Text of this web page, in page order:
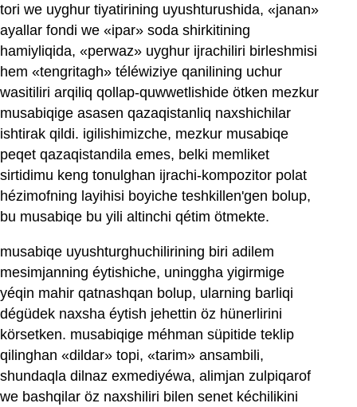
tori we uyghur tiyatirining uyushturushida, «janan»
ayallar fondi we «ipar» soda shirkitining
hamiyliqida, «perwaz» uyghur ijrachiliri birleshmisi
hem «tengritagh» téléwiziye qanilining uchur
wasitiliri arqiliq qollap-quwwetlishide ötken mezkur
musabiqige asasen qazaqistanliq naxshichilar
ishtirak qildi. igilishimizche, mezkur musabiqe
peqet qazaqistandila emes, belki memliket
sirtidimu keng tonulghan ijrachi-kompozitor polat
hézimofning layihisi boyiche teshkillen'gen bolup,
bu musabiqe bu yili altinchi qétim ötmekte.
musabiqe uyushturghuchilirining biri adilem
mesimjanning éytishiche, uninggha yigirmige
yéqin mahir qatnashqan bolup, ularning barliqi
dégüdek naxsha éytish jehettin öz hünerlirini
körsetken. musabiqige méhman süpitide teklip
qilinghan «dildar» topi, «tarim» ansambili,
shundaqla dilnaz exmediyéwa, alimjan zulpiqarof
we bashqilar öz naxshiliri bilen senet kéchilikini